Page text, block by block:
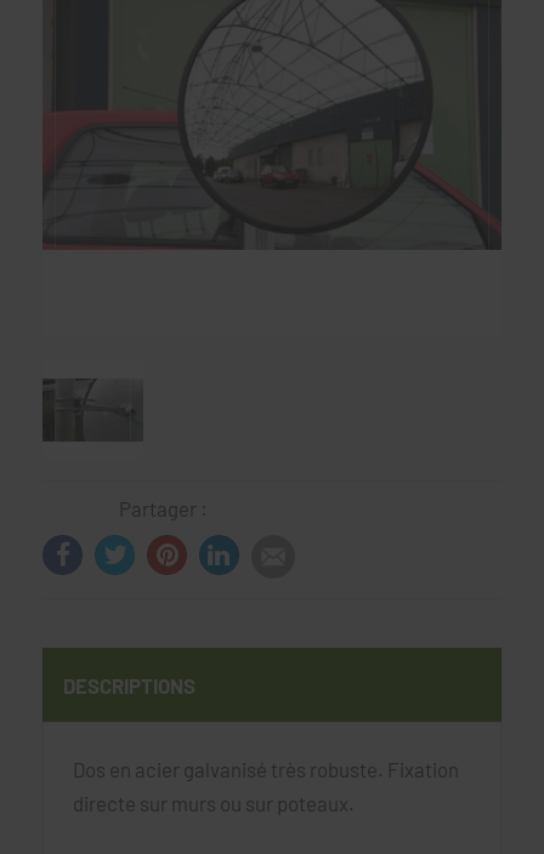
Partager :
DESCRIPTIONS
Dos en acier galvanisé très robuste. Fixation
directe sur murs ou sur poteaux.